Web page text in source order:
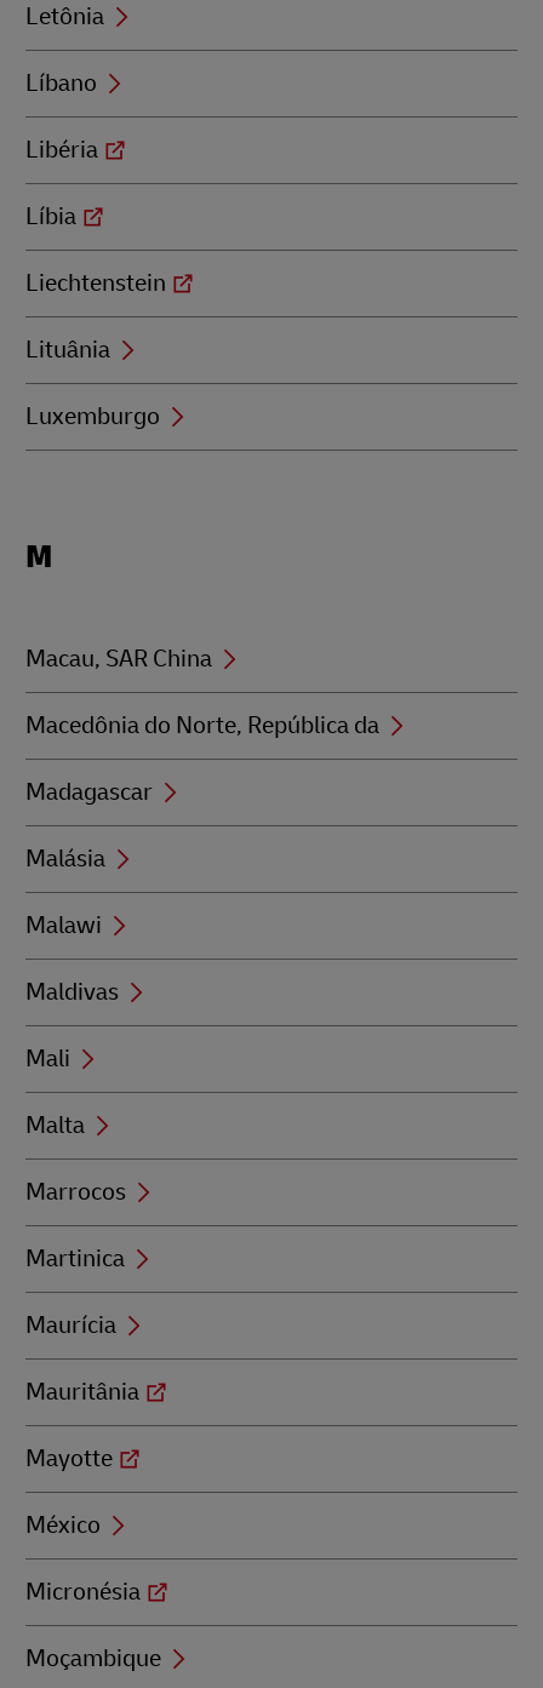
Letônia
Líbano
Libéria
Líbia
Liechtenstein
Lituânia
Luxemburgo
beginning
M
Macau, SAR China
Macedônia do Norte, República da
Madagascar
Malásia
Malawi
Maldivas
Mali
Malta
Marrocos
Martinica
Maurícia
Mauritânia
Mayotte
México
Micronésia
Moçambique